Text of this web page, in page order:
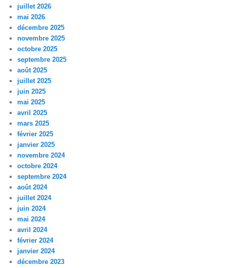
juillet 2026
mai 2026
décembre 2025
novembre 2025
octobre 2025
septembre 2025
août 2025
juillet 2025
juin 2025
mai 2025
avril 2025
mars 2025
février 2025
janvier 2025
novembre 2024
octobre 2024
septembre 2024
août 2024
juillet 2024
juin 2024
mai 2024
avril 2024
février 2024
janvier 2024
décembre 2023